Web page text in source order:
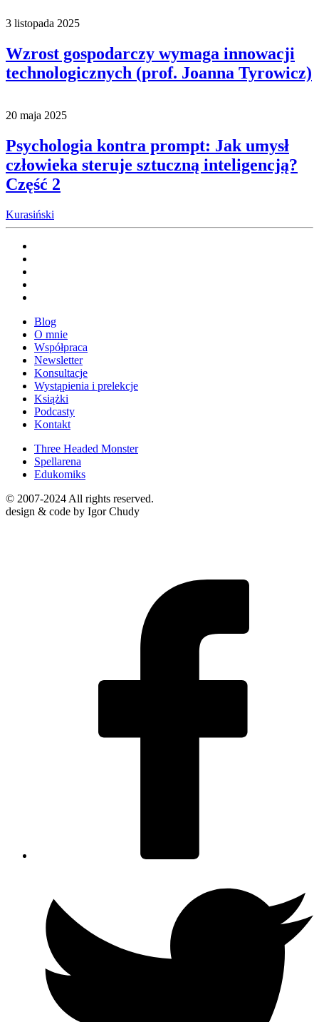
3 listopada 2025
Wzrost gospodarczy wymaga innowacji
technologicznych (prof. Joanna Tyrowicz)
20 maja 2025
Psychologia kontra prompt: Jak umysł
człowieka steruje sztuczną inteligencją?
Część 2
Kurasiński
Blog
O mnie
Współpraca
Newsletter
Konsultacje
Wystąpienia i prelekcje
Książki
Podcasty
Kontakt
Three Headed Monster
Spellarena
Edukomiks
© 2007-2024 All rights reserved.
design & code by Igor Chudy